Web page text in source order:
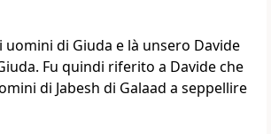
uomini di Giuda e là unsero Davide
Fu quindi riferito a Davide che
di Jabesh di Galaad a seppellire